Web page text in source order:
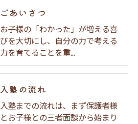
ごあいさつ
お子様の「わかった」が増える喜
びを大切にし、自分の力で考える
力を育てることを重…
入塾の流れ
入塾までの流れは、まず保護者様
とお子様との三者面談から始まり